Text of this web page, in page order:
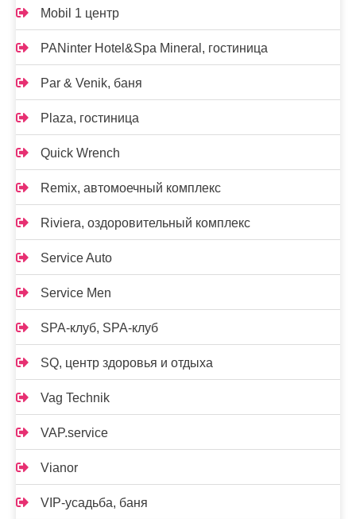
Mobil 1 центр
PANinter Hotel&Spa Mineral, гостиница
Par & Venik, баня
Plaza, гостиница
Quick Wrench
Remix, автомоечный комплекс
Riviera, оздоровительный комплекс
Service Auto
Service Men
SPA-клуб, SPA-клуб
SQ, центр здоровья и отдыха
Vag Technik
VAP.service
Vianor
VIP-усадьба, баня